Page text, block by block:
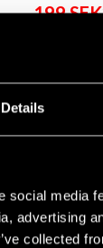
Details
media
advertising
collected
199 SEK